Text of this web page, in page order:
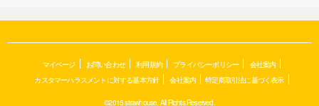
マイページ お問い合わせ 利用規約 プライバシーポリシー
会社案内
カスタマーハラスメントに対する基本方針
会社案内 特定商取引法に基づく表示
©2015 strawhouse. All Rights Reserved.